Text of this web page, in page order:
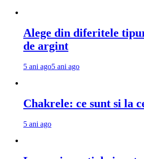
Alege din diferitele
de argint
5 ani ago5 ani ago
Chakrele: ce sunt si la
5 ani ago